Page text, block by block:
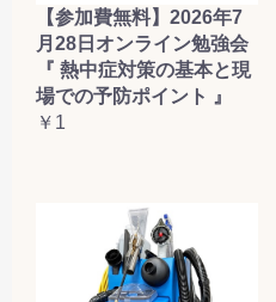
【参加費無料】2026年7
月28日オンライン勉強会
『 熱中症対策の基本と現
場での予防ポイント 』
￥1